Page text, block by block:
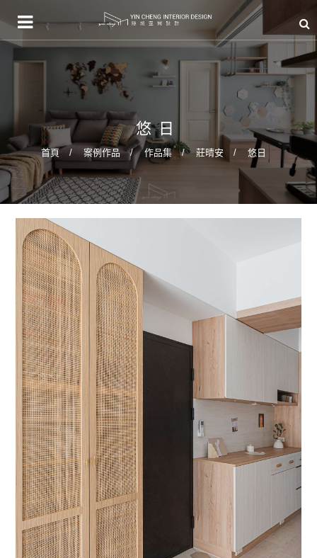
悠日
首頁 案例作品 作品集 莊晴安 悠日